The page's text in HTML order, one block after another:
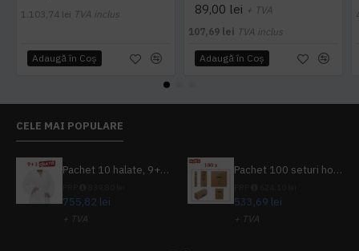
1.103,74 lei TVA inclus
Adaugă în Coş
89,00 lei + TVA
107,69 lei TVA inclus
Adaugă în Coş
CELE MAI POPULARE
Pachet 10 halate, 9+1 gratuit
755,82 lei
+ TVA
Pachet 100 seturi hoteliere, set dentar, set barbierit, casca de dus, pila unghii, set cusut
533,69 lei
+ TVA